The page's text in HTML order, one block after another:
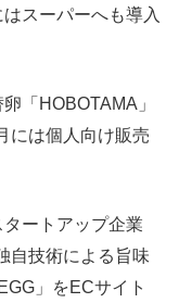
スーパーへも導入
「HOBOTAMA」
には個人向け販売
ートアップ企業
自技術による旨味
」をECサイト